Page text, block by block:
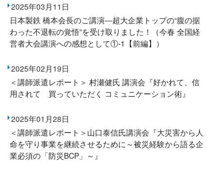
2025年03月11日
日本製鉄 橋本会長のご講演―超大企業トップの“腹の据
わった不退転の覚悟”を受け取りました！（今春 全国経
営者大会講演への感想として①-1【前編】）
2025年02月19日
＜講師派遣レポート＞ 村瀬健氏 講演会『好かれて、信
用されて 買っていただく コミュニケーション術』
2025年01月28日
＜講師派遣レポート＞山口泰信氏講演会『大災害から人
命を守り事業を継続させるために～被災経験から語る企
業必須の「防災BCP」～』